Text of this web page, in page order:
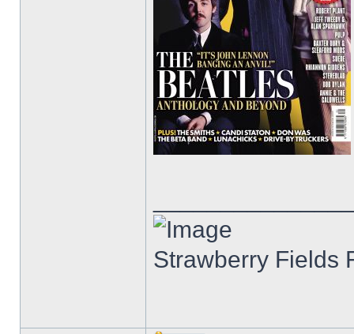
Strawberry Fields